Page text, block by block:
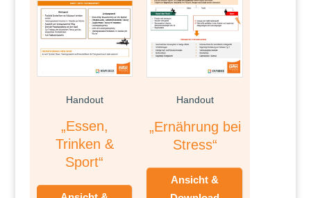
Handout
„Essen,
Trinken &
Sport“
Handout
„Ernährung bei
Stress“
Ansicht &